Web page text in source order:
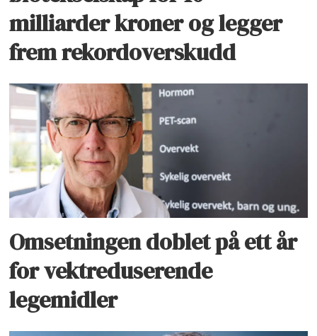
milliarder kroner og legger
frem rekordoverskudd
Omsetningen doblet på ett år
for vektreduserende
legemidler